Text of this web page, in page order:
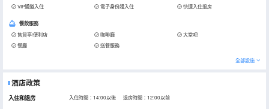
VIP通道入住
電子身份證入住 快速入住退房
餐飲服務
售貨亭/便利店 咖啡廳
大堂吧
餐廳
送餐服務
全部設施
酒店政策
入住和退房 入住時間：14:00以後 退房時間：12:00以前